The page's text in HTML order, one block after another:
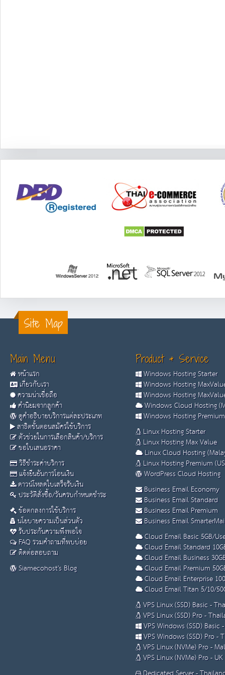
Site Map
Main Menu
หน้าแรก
เกี่ยวกับเรา
ความน่าเชื่อถือ
คำนิยมจากลูกค้า
ดูคำอธิบายบริการแต่ละประเภท
สาธิตขั้นตอนสมัครใช้บริการ
ตัวช่วยในการเลือกสินค้า/บริการ
ขอใบเสนอราคา
วิธีชำระค่าบริการ
แจ้งยืนยันการโอนเงิน
ดาวน์โหลดใบเสร็จรับเงิน
ประวัติสั่งซื้อ/วันครบกำหนดชำระ
ข้อตกลงการใช้บริการ
นโยบายความเป็นส่วนตัว
รับประกันความพึงพอใจ
FAQ รวมคำถามที่พบบ่อย
ติดต่อสอบถาม
Siamecohost's Blog
Product & Service
Windows Hosting Starter
Windows Hosting
Windows Hosting
Windows Cloud Hosting
Windows Hosting
Linux Hosting Starter
Linux Hosting Max Value
Linux Cloud Hosting
Linux Hosting Premium
WordPress Cloud Hosting
Business Email Economy
Business Email Standard
Business Email Premium
Business Email
Cloud Email Basic 5GB/
Cloud Email Standard
Cloud Email Business
Cloud Email Premium
Cloud Email Enterprise
Cloud Email Titan 5/10/
VPS Linux (SSD) Basic -
VPS Linux (SSD) Pro -
VPS Windows (SSD) Basic
VPS Windows (SSD) Pro -
VPS Linux (NVMe) Pro -
VPS Linux (NVMe) Pro - UK